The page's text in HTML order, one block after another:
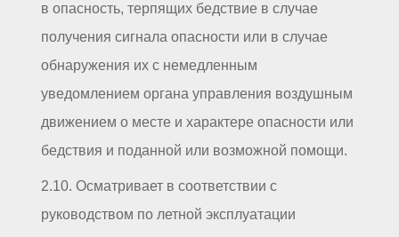
в опасность, терпящих бедствие в случае
получения сигнала опасности или в случае
обнаружения их с немедленным
уведомлением органа управления воздушным
движением о месте и характере опасности или
бедствия и поданной или возможной помощи.
2.10. Осматривает в соответствии с
руководством по летной эксплуатации